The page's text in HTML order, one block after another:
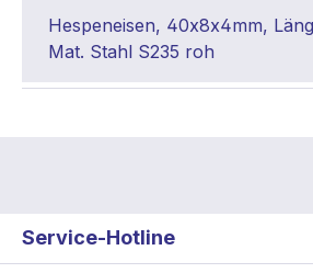
Hespeneisen, 40x8x4mm,
Mat. Stahl S235 roh
Service-Hotline